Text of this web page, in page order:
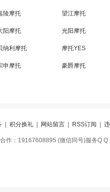
陵摩托 望江摩托
阳摩托 光阳摩托
纳利摩托 摩托YES
申摩托 豪爵摩托
积分换礼 网站留言 RSS订阅
作：19167608895 (微信同号)服务Q